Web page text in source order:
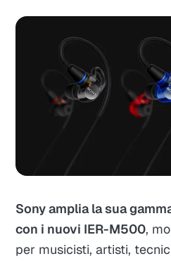
Sony amplia la sua
con i nuovi IER-M500,
per musicisti, artisti,